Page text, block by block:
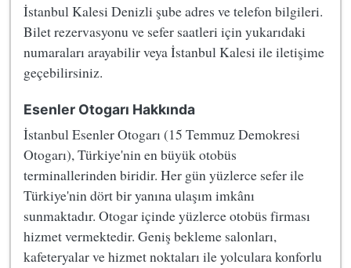
İstanbul Kalesi Denizli şube adres ve telefon bilgileri.
Bilet rezervasyonu ve sefer saatleri için yukarıdaki
numaraları arayabilir veya İstanbul Kalesi ile iletişime
geçebilirsiniz.
Esenler Otogarı Hakkında
İstanbul Esenler Otogarı (15 Temmuz Demokresi
Otogarı), Türkiye'nin en büyük otobüs
terminallerinden biridir. Her gün yüzlerce sefer ile
Türkiye'nin dört bir yanına ulaşım imkânı
sunmaktadır. Otogar içinde yüzlerce otobüs firması
hizmet vermektedir. Geniş bekleme salonları,
kafeteryalar ve hizmet noktaları ile yolculara konforlu